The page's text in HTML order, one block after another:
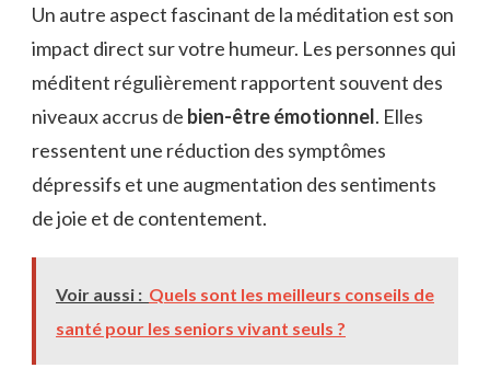
Un autre aspect fascinant de la méditation est son
impact direct sur votre humeur. Les personnes qui
méditent régulièrement rapportent souvent des
niveaux accrus de bien-être émotionnel. Elles
ressentent une réduction des symptômes
dépressifs et une augmentation des sentiments
de joie et de contentement.
Voir aussi : Quels sont les meilleurs conseils de
santé pour les seniors vivant seuls ?